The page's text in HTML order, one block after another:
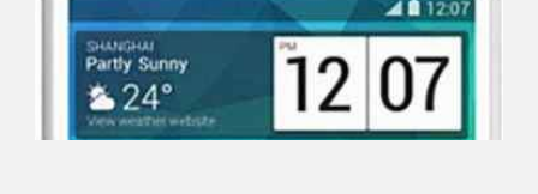
HTC